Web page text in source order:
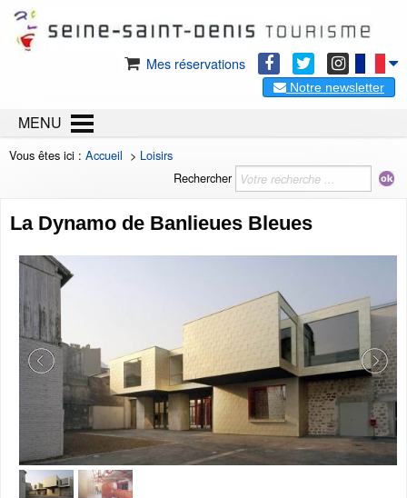
Mes réservations
Notre newsletter
MENU
Vous êtes ici : Accueil > Loisirs
Rechercher
La Dynamo de Banlieues Bleues